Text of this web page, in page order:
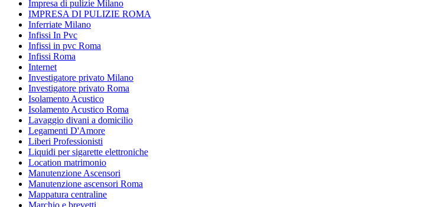
Impresa di pulizie Milano
IMPRESA DI PULIZIE ROMA
Inferriate Milano
Infissi In Pvc
Infissi in pvc Roma
Infissi Roma
Internet
Investigatore privato Milano
Investigatore privato Roma
Isolamento Acustico
Isolamento Acustico Roma
Lavaggio divani a domicilio
Legamenti D'Amore
Liberi Professionisti
Liquidi per sigarette elettroniche
Location matrimonio
Manutenzione Ascensori
Manutenzione ascensori Roma
Mappatura centraline
Marchio e brevetti